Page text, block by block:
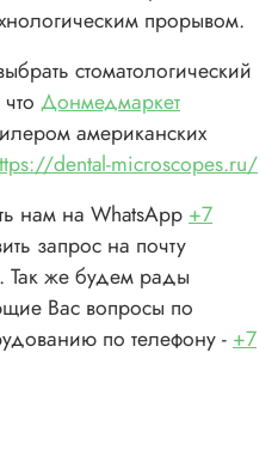
прорывом.
стоматологический
Донмедмаркет
американских
dental-microscopes.ru/
нам на WhatsApp+7
запрос на почту
. Так же будем рады
Вас вопросы по
по телефону -+7